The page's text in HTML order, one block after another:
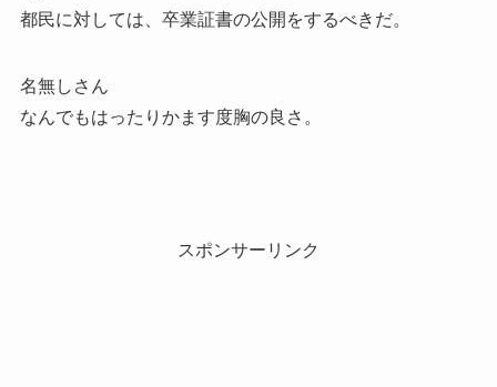
都民に対しては、卒業証書の公開をするべきだ。
名無しさん
なんでもはったりかます度胸の良さ。
スポンサーリンク